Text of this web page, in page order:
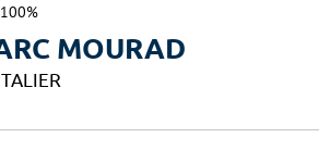
100%
MOURAD